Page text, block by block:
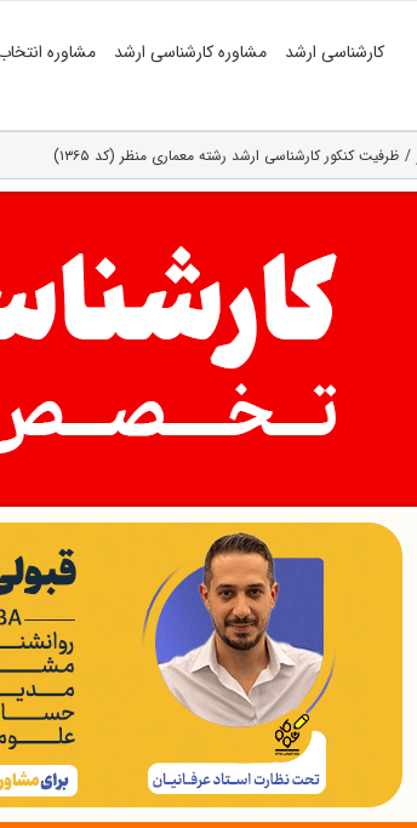
کارشناسی ارشد مشاوره کارشناسی ارشد مشاوره
ظرفیت کنکور کارشناسی ارشد رشته معماری منظر (کد ۱۳۶۵)